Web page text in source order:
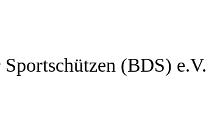
(BDS) e.V.